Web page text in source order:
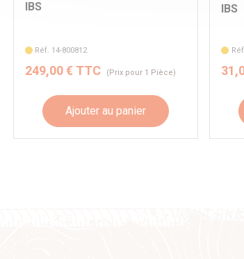
IBS
Réf. 14-800812
249,00 € TTC (Prix pour 1 Pièce)
Ajouter au panier
IBS